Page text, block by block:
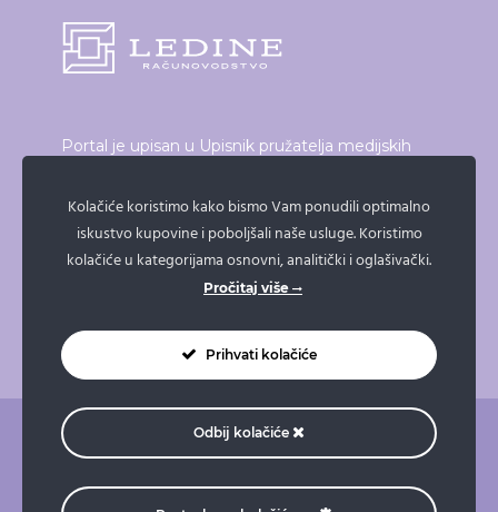
Portal je upisan u Upisnik pružatelja medijskih
proizvođača audiovizualnog i radijskog programa
koji vodi Vijeće za elektroničke medije.
Broj upisa: 21/19
Kolačiće koristimo kako bismo Vam ponudili optimalno
iskustvo kupovine i poboljšali naše usluge. Koristimo
kolačiće u kategorijama osnovni, analitički i oglašivački.
Pročitaj više
Prihvati kolačiće
Odbij kolačiće